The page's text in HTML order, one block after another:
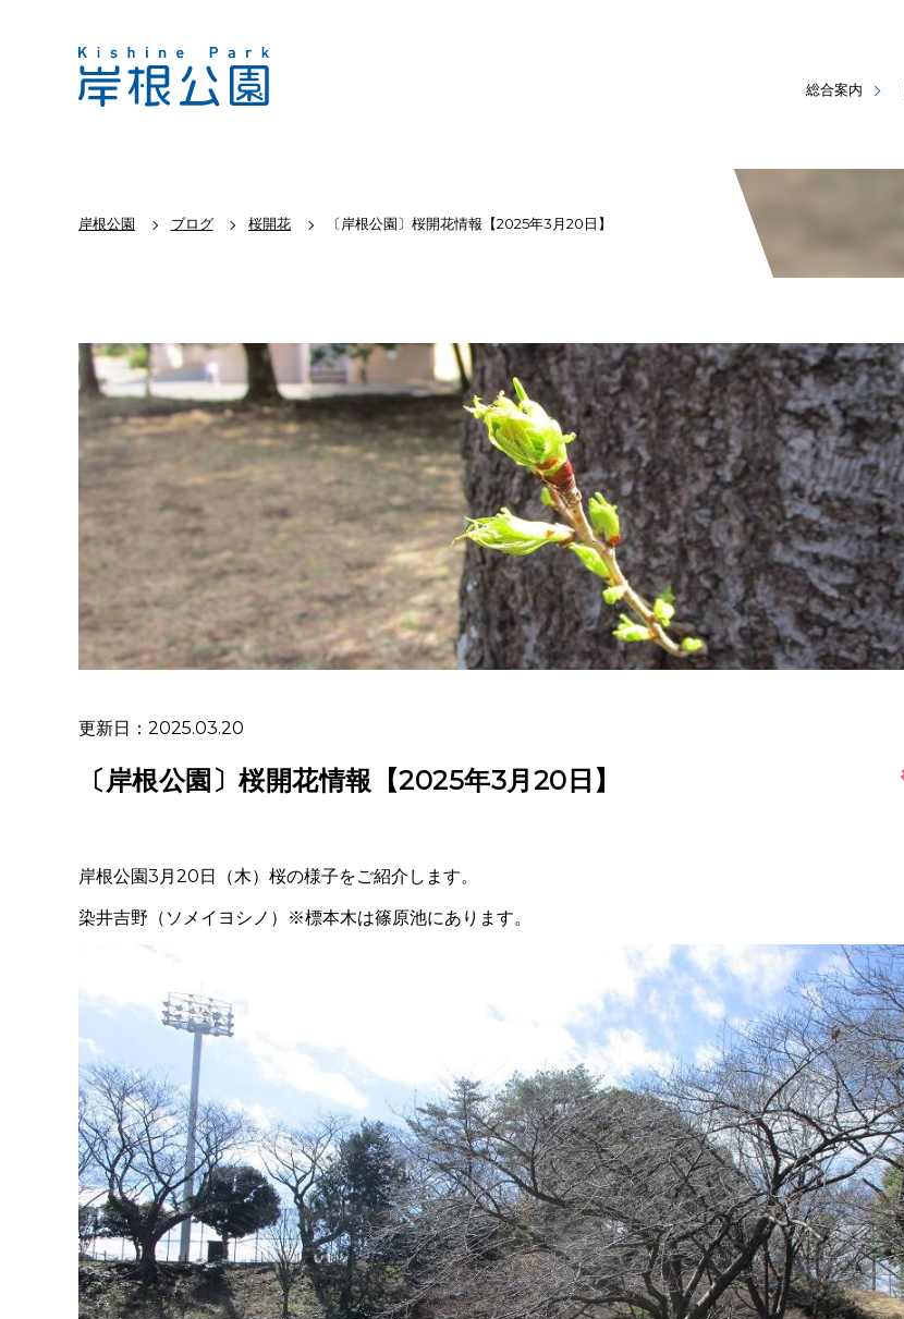
総合案内
岸根公園 ブログ 桜開花 〔岸根公園〕桜開花情報【2025年3月20日】
更新日：2025.03.20
〔岸根公園〕桜開花情報【2025年3月20日】
岸根公園3月20日（木）桜の様子をご紹介します。
染井吉野（ソメイヨシノ）
※標本木は篠原池にあります。